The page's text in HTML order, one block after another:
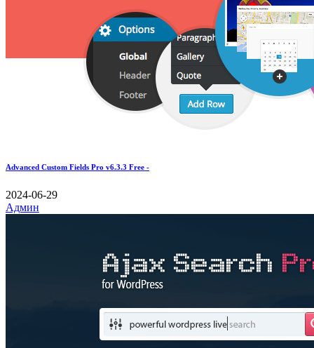
Advanced Custom Fields Pro v6.3.3 Free -
2024-06-29
Админ